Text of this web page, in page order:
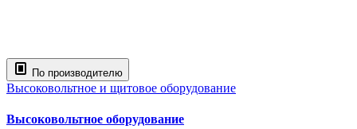
По производителю
Высоковольтное и щитовое оборудование
Высоковольтное оборудование